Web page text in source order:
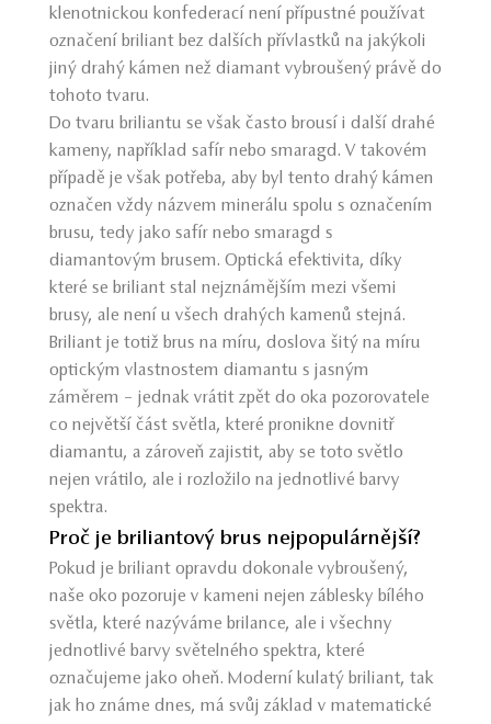
klenotnickou konfederací není přípustné používat
označení briliant bez dalších přívlastků na jakýkoli
jiný drahý kámen než diamant vybroušený právě do
tohoto tvaru.
Do tvaru briliantu se však často brousí i další drahé
kameny, například safír nebo smaragd. V takovém
případě je však potřeba, aby byl tento drahý kámen
označen vždy názvem minerálu spolu s označením
brusu, tedy jako safír nebo smaragd s
diamantovým brusem. Optická efektivita, díky
které se briliant stal nejznámějším mezi všemi
brusy, ale není u všech drahých kamenů stejná.
Briliant je totiž brus na míru, doslova šitý na míru
optickým vlastnostem diamantu s jasným
záměrem – jednak vrátit zpět do oka pozorovatele
co největší část světla, které pronikne dovnitř
diamantu, a zároveň zajistit, aby se toto světlo
nejen vrátilo, ale i rozložilo na jednotlivé barvy
spektra.
Proč je briliantový brus nejpopulárnější?
Pokud je briliant opravdu dokonale vybroušený,
naše oko pozoruje v kameni nejen záblesky bílého
světla, které nazýváme brilance, ale i všechny
jednotlivé barvy světelného spektra, které
označujeme jako oheň. Moderní kulatý briliant, tak
jak ho známe dnes, má svůj základ v matematické